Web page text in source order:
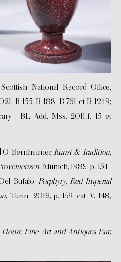
National Record Office,
B 155, B 188, B 761 et B 1249;
: BL Add. Mss. 20111f. 15 et
O. Bernheimer, Kunst & Tradition,
, Munich, 1989, p. 154-
Bufalo, Porphyry, Red Imperial
, Turin, 2012, p. 159, cat. V. 148,
House Fine Art and Antiques Fair,